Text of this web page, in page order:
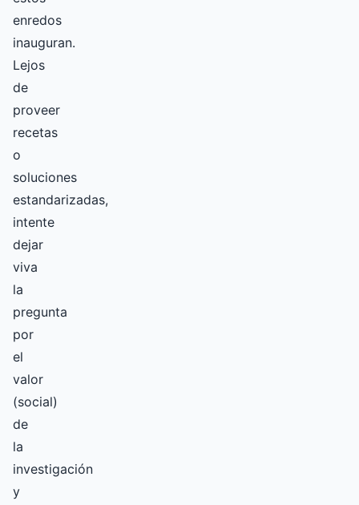
enredos
inauguran.
Lejos
de
proveer
recetas
o
soluciones
estandarizadas,
intente
dejar
viva
la
pregunta
por
el
valor
(social)
de
la
investigación
y